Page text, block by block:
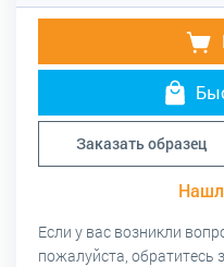
Заказать образец
Если у вас возникли
пожалуйста,